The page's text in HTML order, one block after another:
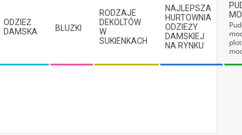
ODZIEŻ
DAMSKA
BLUZKI
RODZAJE
DEKOLTÓW
W
SUKIENKACH
NAJLEPSZA
HURTOWNIA
ODZIEŻY
DAMSKIEJ
NA RYNKU